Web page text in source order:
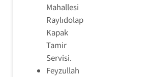
Mahallesi
Raylıdolap
Kapak
Tamir
Servisi.
Feyzullah